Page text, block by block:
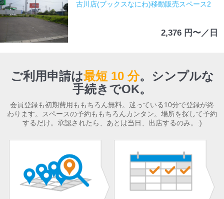
古川店(ブックスなにわ)移動販売スペース2
2,376 円〜／日
ご利用申請は最短 10 分。 シンプルな
手続きでOK。
会員登録も初期費用ももちろん無料。迷っている10分で登録が終
わります。スペースの予約ももちろんカンタン。場所を探して予約
するだけ。承認されたら、あとは当日、出店するのみ。:)